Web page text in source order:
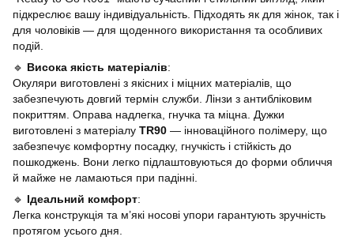
підкреслює вашу індивідуальність. Підходять як для жінок, так і
для чоловіків — для щоденного використання та особливих
подій.
🔹 Висока якість матеріалів:
Окуляри виготовлені з якісних і міцних матеріалів, що
забезпечують довгий термін служби. Лінзи з антибліковим
покриттям. Оправа надлегка, гнучка та міцна. Дужки
виготовлені з матеріалу TR90 — інноваційного полімеру, що
забезпечує комфортну посадку, гнучкість і стійкість до
пошкоджень. Вони легко підлаштовуються до форми обличчя
й майже не ламаються при падінні.
🔹 Ідеальний комфорт:
Легка конструкція та м’які носові упори гарантують зручність
протягом усього дня.